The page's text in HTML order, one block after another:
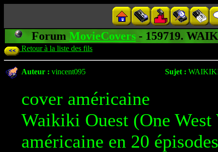
Forum MovieCovers - 159719.
Retour à la liste des fils
Auteur : vincent095 Sujet :
cover américaine
Waikiki Ouest (One
américaine en 20